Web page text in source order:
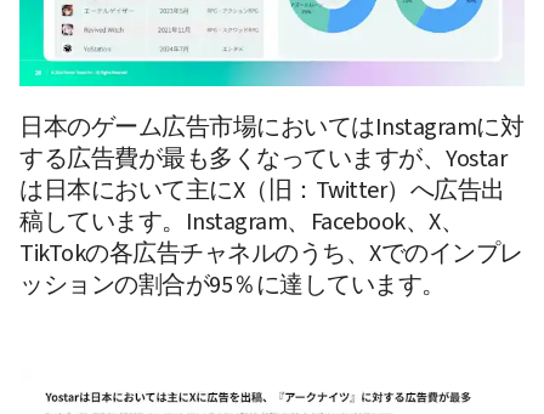
日本のゲーム広告市場においてはInstagramに対
する広告費が最も多くなっていますが、Yostar
は日本において主にX（旧：Twitter）へ広告出
稿しています。Instagram、Facebook、X、
TikTokの各広告チャネルのうち、Xでのインプレ
ッションの割合が95％に達しています。